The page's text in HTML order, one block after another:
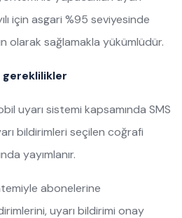
için asgari %95 seviyesinde
olarak sağlamakla yükümlüdür.
gereklilikler
uyarı sistemi kapsamında SMS
bildirimleri seçilen coğrafi
yayımlanır.
abonelerine
uyarı bildirimi onay